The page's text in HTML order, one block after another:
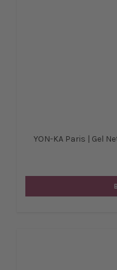
YON-KA Paris | Gel